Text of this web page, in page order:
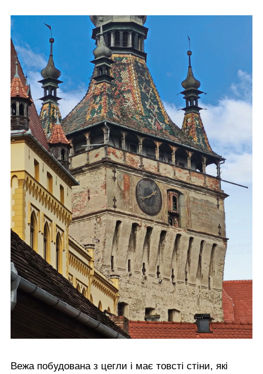
Вежа побудована з цегли і має товсті стіни, які